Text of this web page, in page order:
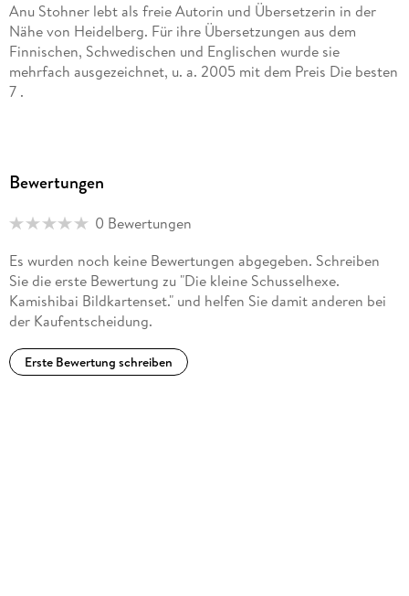
Anu Stohner lebt als freie Autorin und Übersetzerin in der
Nähe von Heidelberg. Für ihre Übersetzungen aus dem
Finnischen, Schwedischen und Englischen wurde sie
mehrfach ausgezeichnet, u. a. 2005 mit dem Preis Die besten
7 .
Bewertungen
0 Bewertungen
Es wurden noch keine Bewertungen abgegeben. Schreiben
Sie die erste Bewertung zu "Die kleine Schusselhexe.
Kamishibai Bildkartenset." und helfen Sie damit anderen bei
der Kaufentscheidung.
Erste Bewertung schreiben